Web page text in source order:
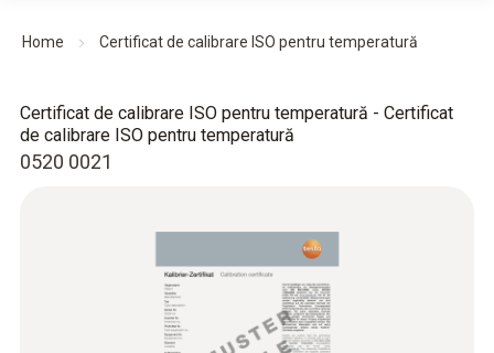
Home Certificat de calibrare ISO pentru temperatură
0520 0021
Certificat de calibrare ISO pentru temperatură - Certificat
de calibrare ISO pentru temperatură